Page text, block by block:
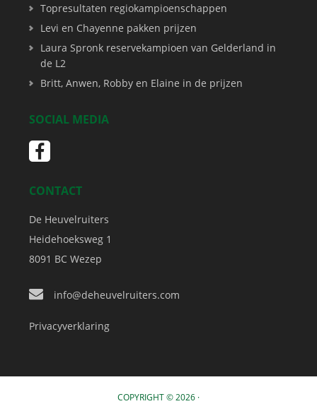
Topresultaten regiokampioenschappen
Levi en Chayenne pakken prijzen
Laura Spronk reservekampioen van Gelderland in
de L2
Britt, Anwen, Robby en Elaine in de prijzen
SOCIAL MEDIA
CONTACT
De Heuvelruiters
Heidehoeksweg 1
8091 BC Wezep
info@deheuvelruiters.com
Privacyverklaring
COPYRIGHT © 2026 ·